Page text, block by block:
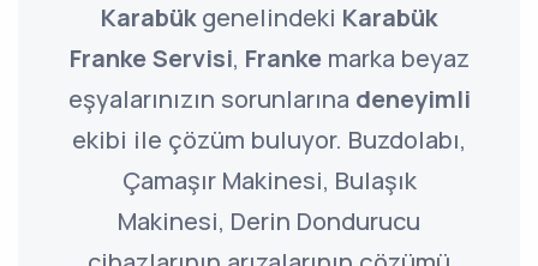
Karabükgenelindeki Karabük
Franke Servisi, Frankemarka beyaz
eşyalarınızın sorunlarına deneyimli
ekibi ile çözüm buluyor. Buzdolabı,
Çamaşır Makinesi, Bulaşık
Makinesi, Derin Dondurucu